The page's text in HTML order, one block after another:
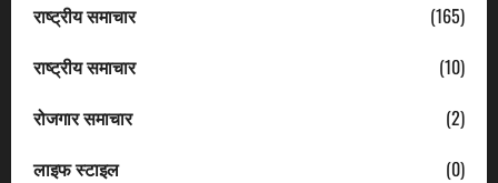
राष्ट्रीय समाचार
(165)
राष्ट्रीय समाचार
(10)
रोजगार समाचार
(2)
लाइफ स्टाइल
(0)